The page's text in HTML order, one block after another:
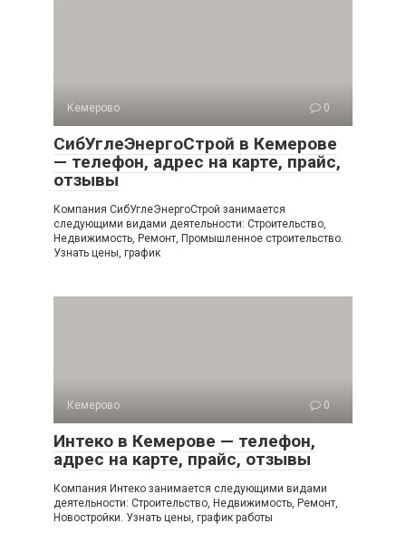
Кемерово 0
СибУглеЭнергоСтрой в Кемерове
— телефон, адрес на карте, прайс,
отзывы
Компания СибУглеЭнергоСтрой занимается
следующими видами деятельности: Строительство,
Недвижимость, Ремонт, Промышленное строительство.
Узнать цены, график
Кемерово 0
Интеко в Кемерове — телефон,
адрес на карте, прайс, отзывы
Компания Интеко занимается следующими видами
деятельности: Строительство, Недвижимость, Ремонт,
Новостройки. Узнать цены, график работы